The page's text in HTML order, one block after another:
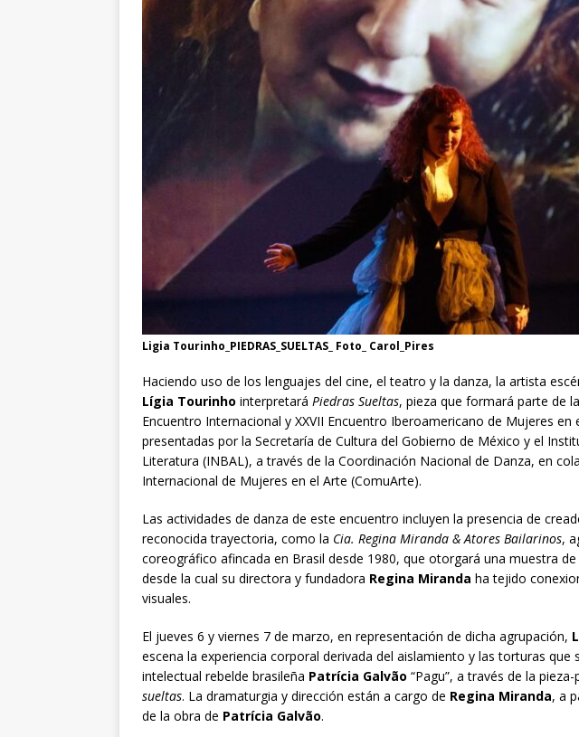
Ligia Tourinho_PIEDRAS_SUELTAS_ Foto_ Carol_Pires
Haciendo uso de los lenguajes del cine, el teatro y la danza, la artista
Lígia Tourinho interpretará Piedras Sueltas, pieza que formará parte de
Encuentro Internacional y XXVII Encuentro Iberoamericano de Mujeres en
presentadas por la Secretaría de Cultura del Gobierno de México y el
Literatura (INBAL), a través de la Coordinación Nacional de Danza, en
Internacional de Mujeres en el Arte (ComuArte).
Las actividades de danza de este encuentro incluyen la presencia de
reconocida trayectoria, como la Cia. Regina Miranda & Atores Bailarinos,
coreográfico afincada en Brasil desde 1980, que otorgará una muestra
desde la cual su directora y fundadora Regina Miranda ha tejido
visuales.
El jueves 6 y viernes 7 de marzo, en representación de dicha agrupación,
escena la experiencia corporal derivada del aislamiento y las torturas que
intelectual rebelde brasileña Patrícia Galvão “Pagu”, a través de la
sueltas. La dramaturgia y dirección están a cargo de Regina Miranda, a
de la obra de Patrícia Galvão.